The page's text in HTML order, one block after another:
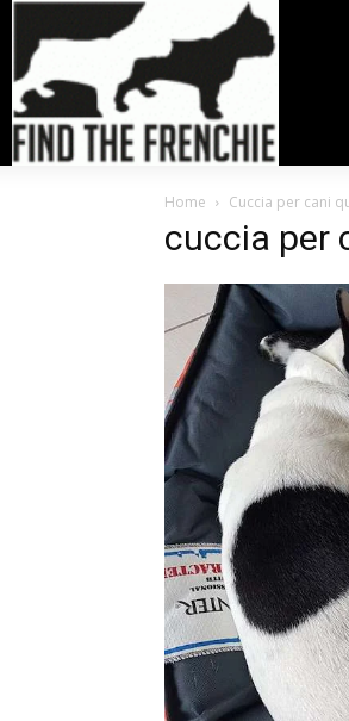
Home Cuccia per cani
cuccia per